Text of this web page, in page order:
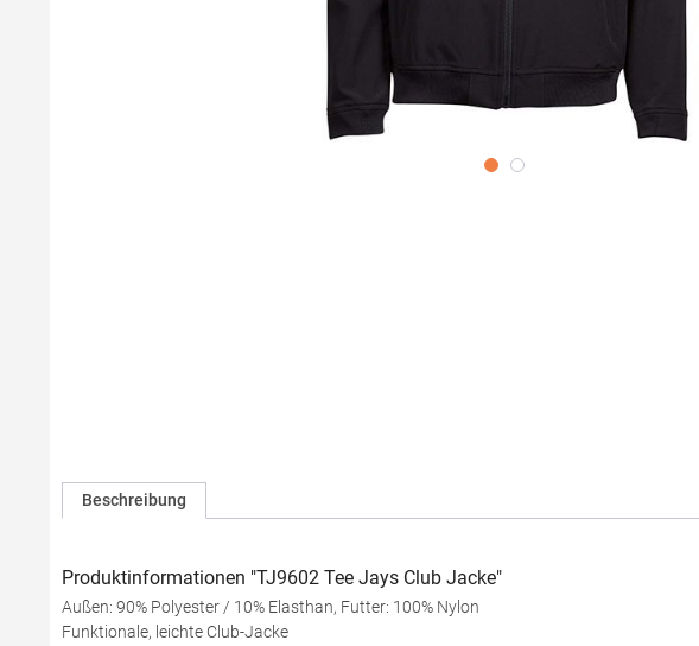
Beschreibung
Produktinformationen "TJ9602 Tee Jays Club Jacke"
Außen: 90% Polyester / 10% Elasthan, Futter: 100% Nylon
Funktionale, leichte Club-Jacke